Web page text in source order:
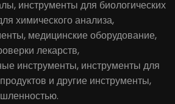
инструменты для биологических
химического анализа,
медицинские оборудование,
лекарств,
инструменты, инструменты для
и другие инструменты,